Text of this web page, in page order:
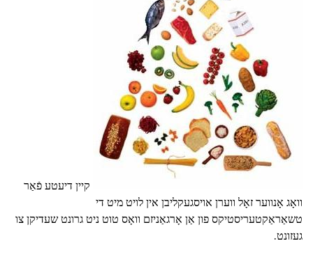
קיין דיעטע פֿאַר
וואָג אָנווער זאָל ווערן אויסגעקליבן אין לויט מיט די
טשאַראַקטעריסטיקס פון אַן אָרגאַניזם וואָס טוט ניט גרונט שעדיקן צו
געזונט.